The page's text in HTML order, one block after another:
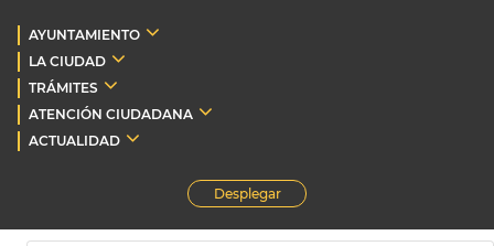
AYUNTAMIENTO
LA CIUDAD
TRÁMITES
ATENCIÓN CIUDADANA
ACTUALIDAD
Desplegar